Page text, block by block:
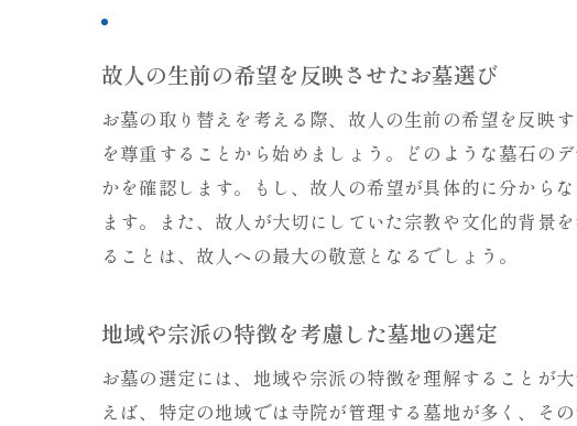
税
法
故
供
故人の生前の希望を反映させたお墓選び
お墓の取り替えを考える際、故人の生前の希望を反映
を尊重することから始めましょう。どのような墓石の
かを確認します。もし、故人の希望が具体的に分から
ます。また、故人が大切にしていた宗教や文化的背景
ることは、故人への最大の敬意となるでしょう。
地域や宗派の特徴を考慮した墓地の選定
お墓の選定には、地域や宗派の特徴を理解することが
えば、特定の地域では寺院が管理する墓地が多く、そ